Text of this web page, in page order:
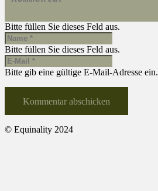
Bitte füllen Sie dieses Feld aus.
Bitte füllen Sie dieses Feld aus.
Bitte gib eine gültige E-Mail-Adresse ein.
Kommentar abschicken
© Equinality 2024